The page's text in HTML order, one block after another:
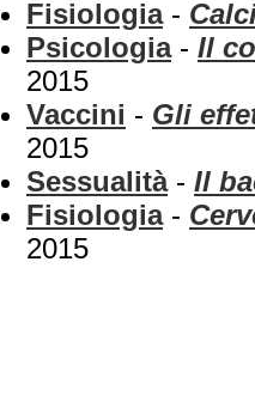
Fisiologia-
Psicologia- Il
2015
Vaccini - Gli
2015
Sessualità- Il
Fisiologia-
2015